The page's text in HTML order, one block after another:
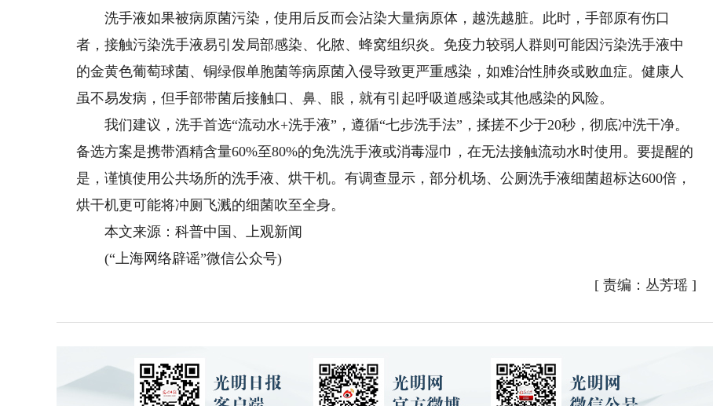
洗手液如果被病原菌污染，使用后反而会沾染大量病原体，越洗越脏。此时，手部原有伤口
者，接触污染洗手液易引发局部感染、化脓、蜂窝组织炎。免疫力较弱人群则可能因污染洗手液中
的金黄色葡萄球菌、铜绿假单胞菌等病原菌入侵导致更严重感染，如难治性肺炎或败血症。健康人
虽不易发病，但手部带菌后接触口、鼻、眼，就有引起呼吸道感染或其他感染的风险。
我们建议，洗手首选“流动水+洗手液”，遵循“七步洗手法”，揉搓不少于20秒，彻底冲洗干净。
备选方案是携带酒精含量60%至80%的免洗洗手液或消毒湿巾，在无法接触流动水时使用。要提醒的
是，谨慎使用公共场所的洗手液、烘干机。有调查显示，部分机场、公厕洗手液细菌超标达600倍，
烘干机更可能将冲厕飞溅的细菌吹至全身。
本文来源：科普中国、上观新闻
(“上海网络辟谣”微信公众号)
[ 责编：丛芳瑶 ]